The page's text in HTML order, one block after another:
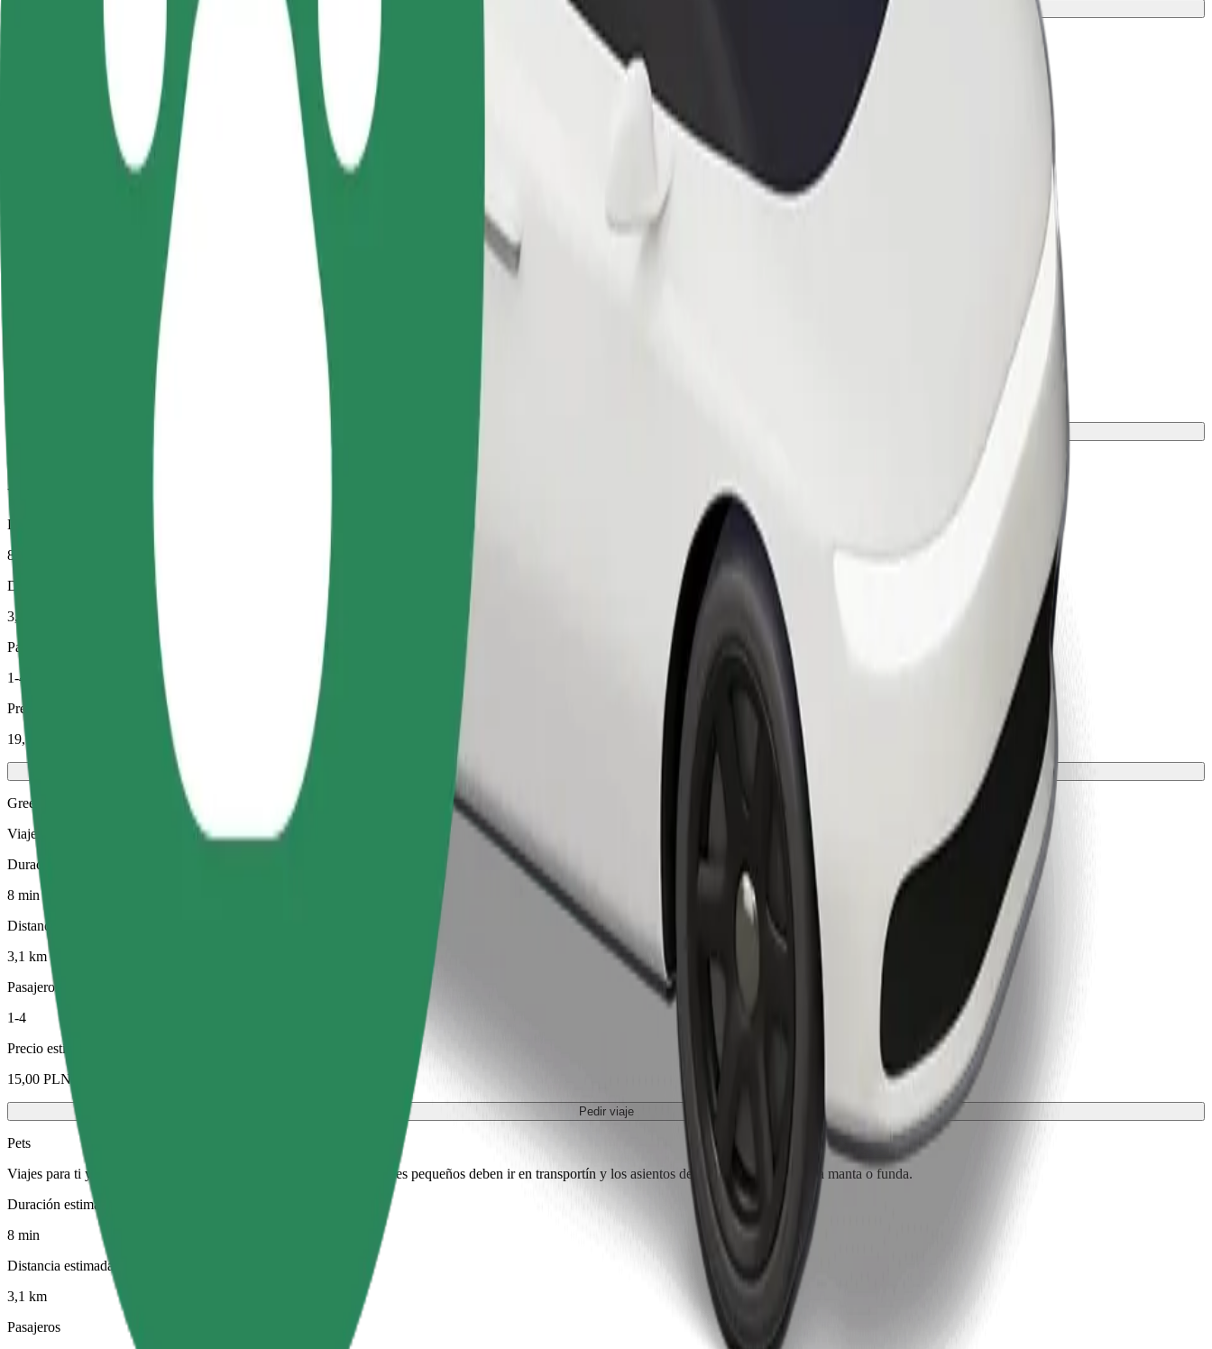
Descargar la app
Galeria Echo
Dworzec autobusowy
Comodidad y confort a un botón de distancia
Viajes fiables en coches estándar de tamaño medio.
Viajes en coches con más espacio para equipaje y para estirar las piernas
Duración estimada del viaje
8 min
Distancia estimada
3,1 km
Pasajeros
1-4
Precio estimado
19,10 PLN
Green
Viajes eficientes en vehículos híbridos y eléctricos
Duración estimada del viaje
8 min
Distancia estimada
3,1 km
Pasajeros
1-4
Precio estimado
15,00 PLN
Pedir viaje
Pets
Viajes para ti y tu mascota. Los perros deben llevar bozal, los animales pequeños deben ir en transportín y los asientos deben protegerse con una manta o funda.
Duración estimada del viaje
8 min
Distancia estimada
3,1 km
Pasajeros